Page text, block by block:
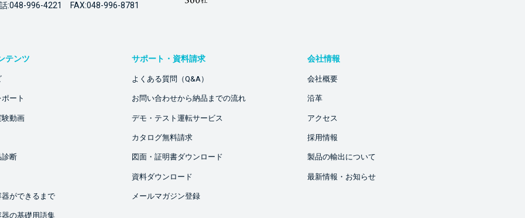
:048-996-4221 FAX:048-996-8781
テンツ
ート
験動画
診断
器ができるまで
の基礎用語集
サポート・資料請求
よくある質問（Q&A）
お問い合わせから納品までの流れ
デモ・テスト運転サービス
カタログ無料請求
図面・証明書ダウンロード
資料ダウンロード
メールマガジン登録
会社情報
会社概要
沿革
アクセス
採用情報
製品の輸出について
最新情報・お知らせ